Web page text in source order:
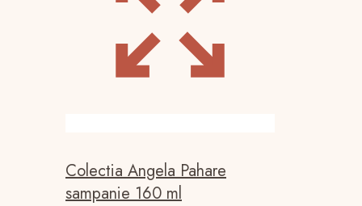
Colectia Angela Pahare
sampanie 160 ml